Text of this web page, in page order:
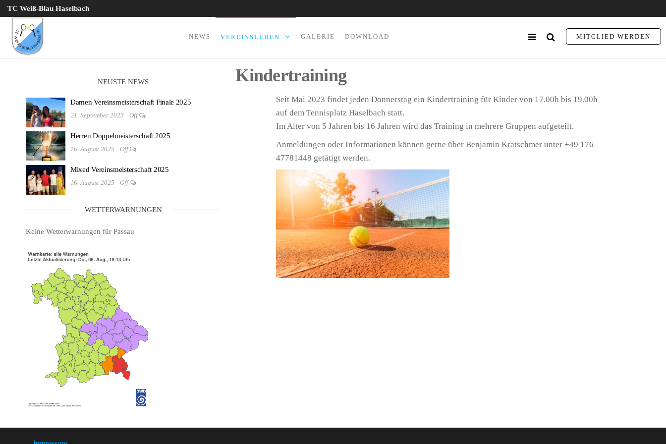
Zum
Inhalt
springen
TC Weiß-Blau Haselbach
Blau
Haselbach
MITGLIED WERDEN
NEWS VEREINSLEBEN GALERIE DOWNLOAD
Kindertraining
Seit Mai 2023 findet jeden Donnerstag ein Kindertraining für Kinder von 17.00h bis 19.00h
auf dem Tennisplatz Haselbach statt.
Im Alter von 5 Jahren bis 16 Jahren wird das Training in mehrere Gruppen aufgeteilt.
Anmeldungen oder Informationen können gerne über Benjamin Kratschmer unter +49 176
47781448 getätigt werden.
NEUSTE NEWS
Damen Vereinsmeisterschaft Finale 2025
21. September 2025 Off
Herren Doppelmeisterschaft 2025
16. August 2025 Off
Mixed Vereinsmeisterschaft 2025
16. August 2025 Off
WETTERWARNUNGEN
Keine Wetterwarnungen für Passau